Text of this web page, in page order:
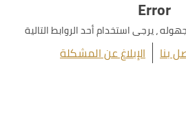
Error
، يرجى استخدام أحد الروابط التالية
بنا الإبلاغ عن المشكلة